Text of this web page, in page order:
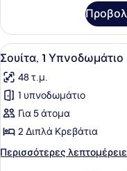
2
Διπλά
Κρεβάτια
Προβολή
όλων
των
φωτογραφιών
για
Σουίτα,
1
Υπνοδωμάτιο
9
Σουίτα, 1
48 τ.μ.
1 υπνοδωμάτιο
Για 5 άτομα
2 Διπλά Κρεβάτια
Περισσότερες
Περισσότερες